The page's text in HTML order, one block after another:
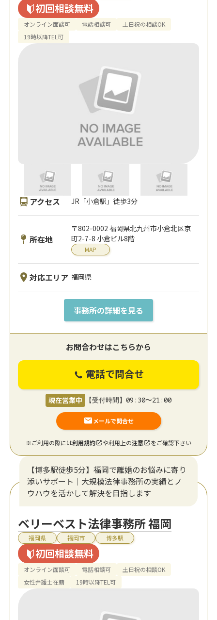
初回相談無料
オンライン面談可 電話相談可
土日祝の相談OK
19時以降TEL可
アクセス JR「小倉駅」徒歩3分
所在地
〒802-0002 福岡県北九州市小倉北区京
町2-7-8 小倉ビル8階
MAP
対応エリア 福岡県
事務所の詳細を見る
お問合わせはこちらから
電話で問合せ
現在営業中 【受付時間】09:30〜21:00
メールで問合せ
※ご利用の際には利用規約 や利用上の注意 をご確認下さい
【博多駅徒歩5分】福岡で離婚のお悩みに寄り
添いサポート｜大規模法律事務所の実績とノ
ウハウを活かして解決を目指します
ベリーベスト法律事務所 福岡
福岡県 福岡市 博多駅
初回相談無料
オンライン面談可 電話相談可
土日祝の相談OK
女性弁護士在籍
19時以降TEL可